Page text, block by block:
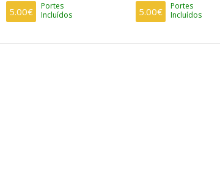
5.00€
Portes
Incluídos
5.00€
Portes
Incluídos